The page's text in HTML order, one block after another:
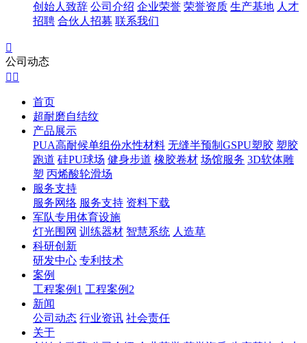
创始人致辞 公司介绍 企业荣誉 荣誉资质 生产基地 人才
招聘 合伙人招募 联系我们

公司动态
 
首页
超耐磨自结纹
产品展示
PUA高耐候单组份水性材料 无缝半预制GSPU塑胶 塑胶
跑道 硅PU球场 健身步道 橡胶卷材 场馆服务 3D软体雕
塑 丙烯酸轮滑场
服务支持
服务网络 服务支持 资料下载
军队专用体育设施
灯光围网 训练器材 智慧系统 人造草
科研创新
研发中心 专利技术
案例
工程案例1 工程案例2
新闻
公司动态 行业资讯 社会责任
关于